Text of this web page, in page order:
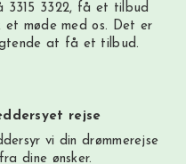
3315 3322, få et tilbud
et møde med os. Det er
at få et tilbud.
rejse
vi din drømmerejse
dine ønsker.